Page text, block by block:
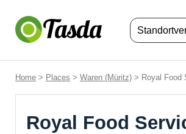
Home > Places > Waren (Müritz) > Royal Food
Royal Food